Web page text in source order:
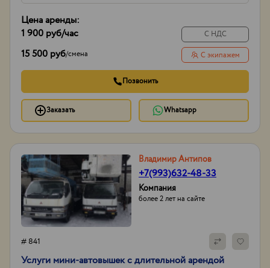
Цена аренды:
1 900 руб/час
15 500 руб/смена
С НДС
С экипажем
Позвонить
Заказать Whatsapp
Владимир Антипов
+7(993)632-48-33
Компания
более 2 лет на сайте
# 841
Услуги мини-автовышек с длительной арендой